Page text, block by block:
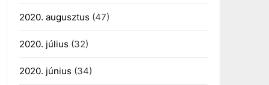
2020. augusztus (47)
2020. július (32)
2020. június (34)